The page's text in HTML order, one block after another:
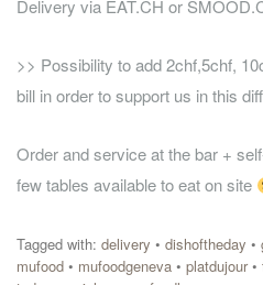
Delivery via EAT.CH or
>> Possibility to add 2chf,5chf,
bill in order to support us in this
Order and service at the bar +
few tables available to eat on site
Tagged with: delivery • dishoftheday •
mufood • mufoodgeneva • platdujour•